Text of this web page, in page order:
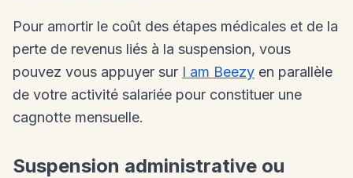
Pour amortir le coût des étapes médicales et de la
perte de revenus liés à la suspension, vous
pouvez vous appuyer sur I am Beezy en parallèle
de votre activité salariée pour constituer une
cagnotte mensuelle.
Suspension administrative ou